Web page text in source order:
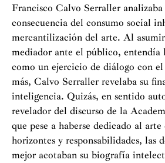
Francisco Calvo Serraller
consecuencia del consumo social
mercantilización del arte. Al
mediador ante el público,
como un ejercicio de diálogo con
más, Calvo Serraller revelaba su
inteligencia. Quizás, en sentido
revelador del discurso de la
que pese a haberse dedicado al
horizontes y responsabilidades, las
mejor acotaban su biografía